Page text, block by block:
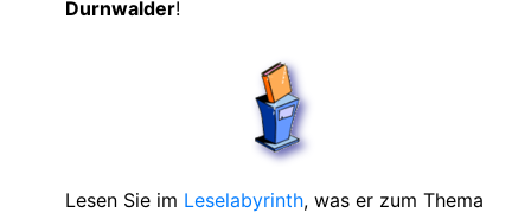
Durnwalder!
Lesen Sie im Leselabyrinth, was er zum Thema